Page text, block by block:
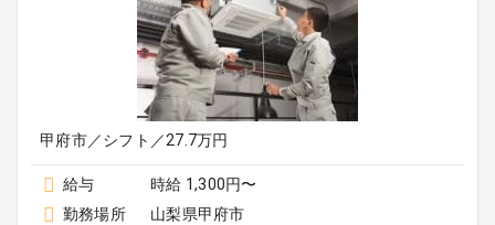
甲府市／シフト／27.7万円
給与
時給 1,300円〜
勤務場所
山梨県甲府市